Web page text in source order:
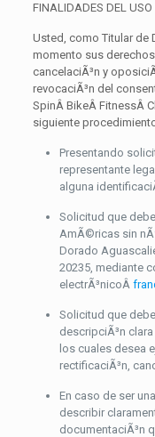
FINALIDADES DEL
Usted, como Titular de
momento sus
cancelaciÃ³n y
revocaciÃ³n del
SpinÂ BikeÂ FitnessÂ
siguiente
Presentando
representante
alguna
Solicitud que
AmÃ©ricas sin
Dorado
20235, mediante
electrÃ³nicoÂ
Solicitud que
descripciÃ³n
los cuales desea
rectificaciÃ³n,
En caso de ser
describir
documentaciÃ³n